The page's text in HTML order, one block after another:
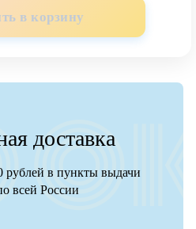
в корзину
доставка
рублей в пункты выдачи
всей России